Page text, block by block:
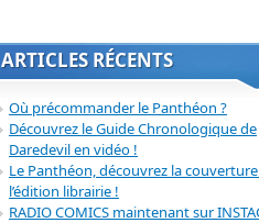
ARTICLES RÉCENTS
Où précommander le Panthéon ?
Découvrez le Guide Chronologique de
Daredevil en vidéo !
Le Panthéon, découvrez la
l’édition librairie !
RADIO COMICS maintenant sur